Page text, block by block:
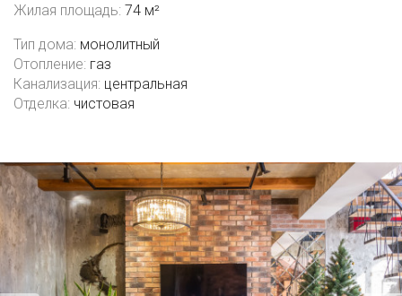
Жилая площадь: 74 м²
Тип дома: монолитный
Отопление: газ
Канализация: центральная
Отделка: чистовая